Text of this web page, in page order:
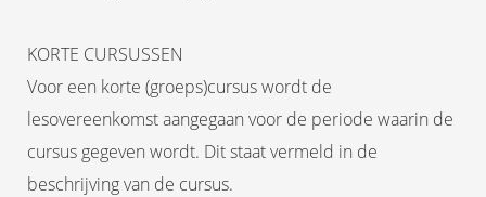
KORTE CURSUSSEN
Voor een korte (groeps)cursus wordt de
lesovereenkomst aangegaan voor de periode waarin de
cursus gegeven wordt. Dit staat vermeld in de
beschrijving van de cursus.